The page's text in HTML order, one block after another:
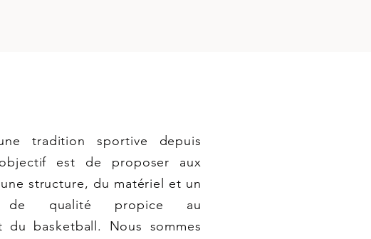
tradition sportive depuis
est de proposer aux
structure, du matériel et un
de qualité propice au
du basketball. Nous sommes